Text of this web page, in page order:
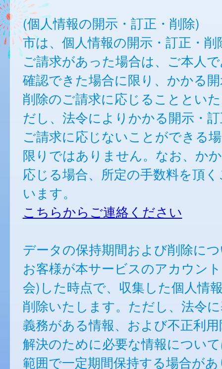
(個人情報の開示・訂正・削除)
市は、個人情報の開示・訂正・
ご請求があった場合は、ご本人
確認できた場合に限り、かかる
削除のご請求に応じることとい
だし、法令によりかかる開示・
ご請求に応じないことができる
限りではありません。なお、か
応じる場合、所定の手数料を頂
います。
こちらからご連絡ください
データの保持期間および削除に
お客様が本サービスのアカウン
会)した時点で、収集した個人情
削除いたします。ただし、法令
義務がある情報、および不正利
解決のために必要な情報につい
範囲で一定期間保持する場合が